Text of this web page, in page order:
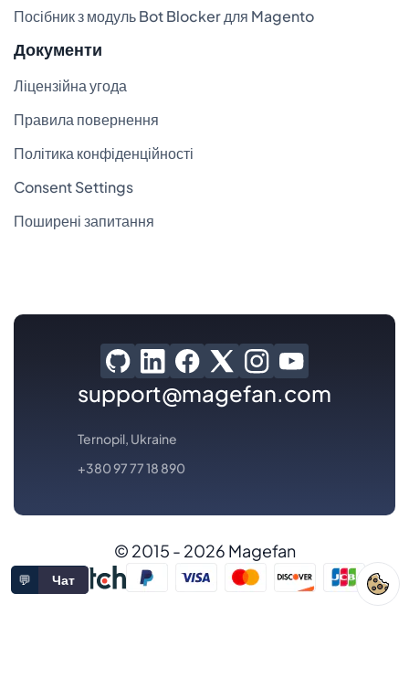
Посібник з модуль Bot Blocker для Magento
Документи
Ліцензійна угода
Правила повернення
Політика конфіденційності
Consent Settings
Поширені запитання
support@magefan.com
Ternopil, Ukraine
+380 97 77 18 890
© 2015 - 2026 Magefan
💬 Чат